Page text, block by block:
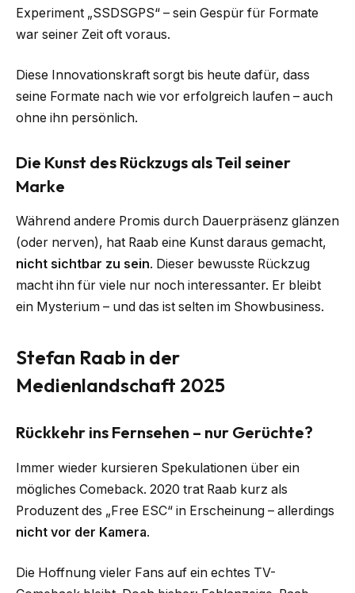
Experiment „SSDSGPS“ – sein Gespür für Formate
war seiner Zeit oft voraus.
Diese Innovationskraft sorgt bis heute dafür, dass
seine Formate nach wie vor erfolgreich laufen – auch
ohne ihn persönlich.
Die Kunst des Rückzugs als Teil seiner
Marke
Während andere Promis durch Dauerpräsenz glänzen
(oder nerven), hat Raab eine Kunst daraus gemacht,
nicht sichtbar zu sein. Dieser bewusste Rückzug
macht ihn für viele nur noch interessanter. Er bleibt
ein Mysterium – und das ist selten im Showbusiness.
Stefan Raab in der
Medienlandschaft 2025
Rückkehr ins Fernsehen – nur Gerüchte?
Immer wieder kursieren Spekulationen über ein
mögliches Comeback. 2020 trat Raab kurz als
Produzent des „Free ESC“ in Erscheinung – allerdings
nicht vor der Kamera.
Die Hoffnung vieler Fans auf ein echtes TV-